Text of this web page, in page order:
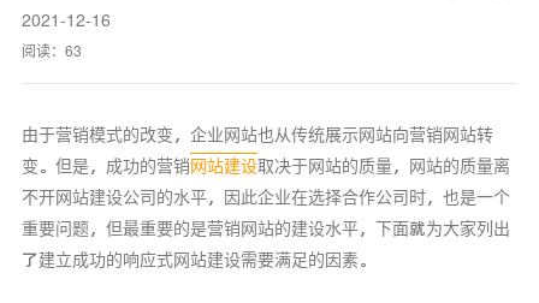
2021-12-16
阅读： 63
由于营销模式的改变，企业网站也从传统展示网站向营销网站转
变。但是，成功的营销网站建设取决于网站的质量，网站的质量离
不开网站建设公司的水平，因此企业在选择合作公司时，也是一个
重要问题，但最重要的是营销网站的建设水平，下面就为大家列出
了建立成功的响应式网站建设需要满足的因素。